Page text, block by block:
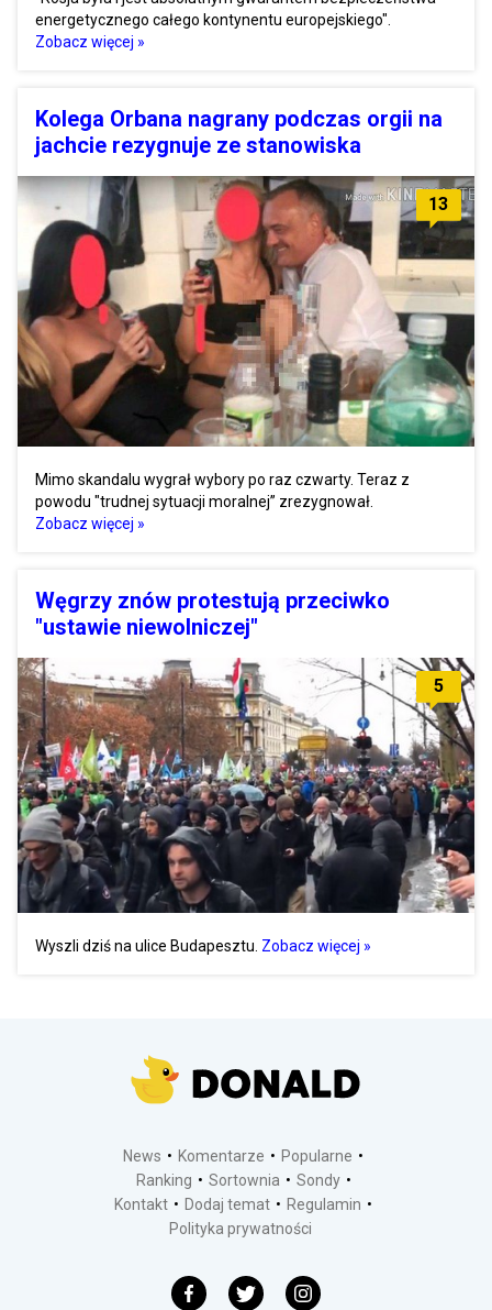
energetycznego całego kontynentu europejskiego".
Zobacz więcej »
Kolega Orbana nagrany podczas orgii na
jachcie rezygnuje ze stanowiska
13
Mimo skandalu wygrał wybory po raz czwarty. Teraz z
powodu "trudnej sytuacji moralnej” zrezygnował.
Zobacz więcej »
Węgrzy znów protestują przeciwko
"ustawie niewolniczej"
5
Wyszli dziś na ulice Budapesztu. Zobacz więcej »
News Komentarze
Popularne
Ranking
Sortownia
Sondy
Kontakt
Dodaj temat
Regulamin
Polityka prywatności